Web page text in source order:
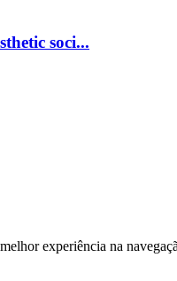
soci...
experiência na